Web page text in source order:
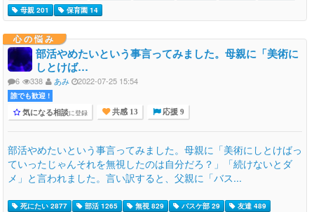
母親 201
保育園 14
心の悩み
部活やめたいという事言ってみました。母親に「美術に
しとけば…
6 338 あみ 2022-07-25 15:54
誰でも歓迎 !
気になる相談に登録 共感 13 応援 9
部活やめたいという事言ってみました。母親に「美術にしとけばっ
ていったじゃんそれを無視したのは自分だろ？」「続けないとダ
メ」と言われました。言い訳すると、父親に「バス...
死にたい 2877 部活 1265 無視 829 バスケ部 29
友達 489